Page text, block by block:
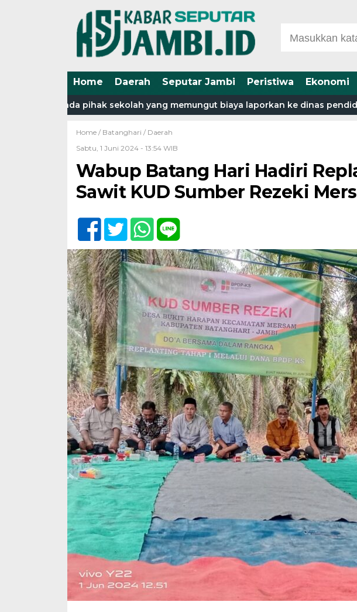
Home Daerah Seputar Jambi Peristiwa Ekonomi
ada pihak sekolah yang memungut biaya laporkan ke dinas
Home / Batanghari / Daerah
Sabtu, 1 Juni 2024 - 13:54 WIB
Wabup Batang Hari Hadiri
Sawit KUD Sumber Rezeki